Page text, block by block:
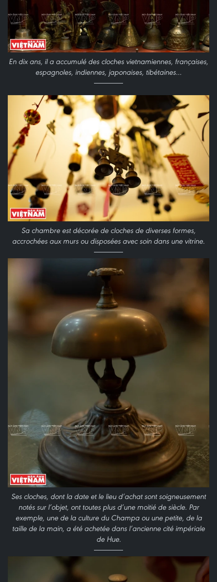
En dix ans, il a accumulé des cloches vietnamiennes, françaises,
espagnoles, indiennes, japonaises, tibétaines…
Sa chambre est décorée de cloches de diverses formes,
accrochées aux murs ou disposées avec soin dans une vitrine.
Ses cloches, dont la date et le lieu d’achat sont soigneusement
notés sur l’objet, ont toutes plus d’une moitié de siècle. Par
exemple, une de la culture du Champa ou une petite, de la
taille de la main, a été achetée dans l’ancienne cité impériale
de Hue.